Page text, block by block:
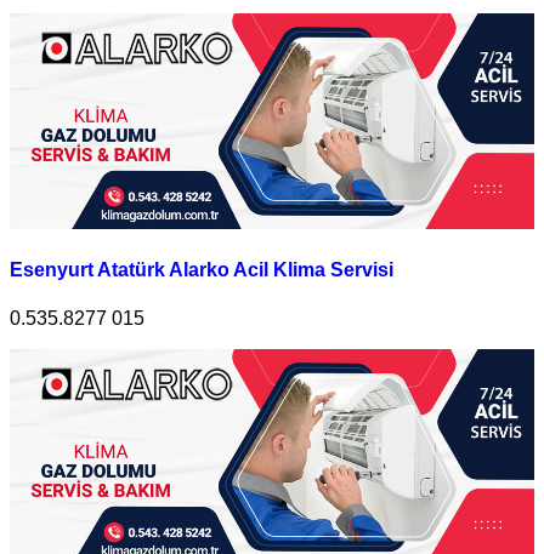
Esenyurt Atatürk Alarko Acil Klima Servisi
0.535.8277 015